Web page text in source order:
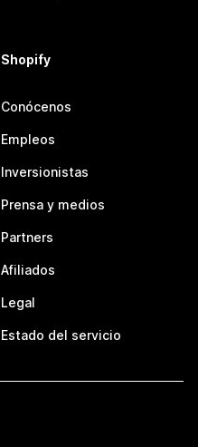
Shopify
Conócenos
Empleos
Inversionistas
Prensa y medios
Partners
Afiliados
Legal
Estado del servicio